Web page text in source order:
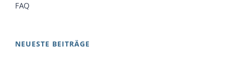
FAQ
NEUESTE BEITRÄGE